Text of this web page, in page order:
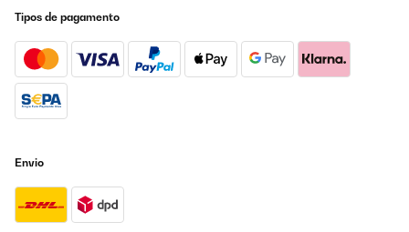
will have better quality compost for the plants to grow in.The
that will hide the air source heat pump.I am delighted with the
planters.
Amazon user
Traduzir
La forme m à plu. Je l ai acheté. Très bon produit mais attention
Tipos de pagamento
Envio